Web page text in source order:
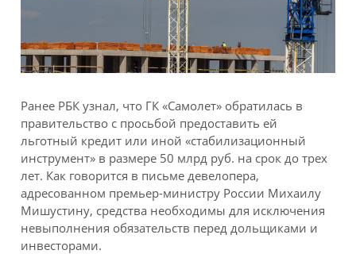
Ранее РБК узнал, что ГК «Самолет» обратилась в
правительство с просьбой предоставить ей
льготный кредит или иной «стабилизационный
инструмент» в размере 50 млрд руб. на срок до трех
лет. Как говорится в письме девелопера,
адресованном премьер-министру России Михаилу
Мишустину, средства необходимы для исключения
невыполнения обязательств перед дольщиками и
инвесторами.